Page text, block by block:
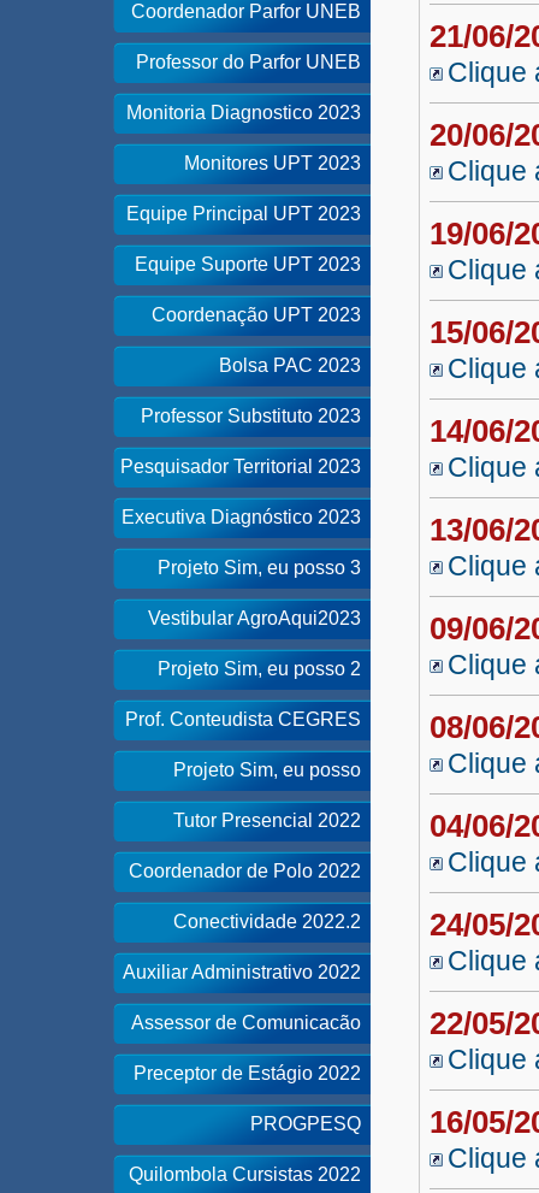
Coordenador Parfor UNEB
Professor do Parfor UNEB
Monitoria Diagnostico 2023
Monitores UPT 2023
Equipe Principal UPT 2023
Equipe Suporte UPT 2023
Coordenação UPT 2023
Bolsa PAC 2023
Professor Substituto 2023
Pesquisador Territorial 2023
Executiva Diagnóstico 2023
Projeto Sim, eu posso 3
Vestibular AgroAqui2023
Projeto Sim, eu posso 2
Prof. Conteudista CEGRES
Projeto Sim, eu posso
Tutor Presencial 2022
Coordenador de Polo 2022
Conectividade 2022.2
Auxiliar Administrativo 2022
Assessor de Comunicacão
Preceptor de Estágio 2022
PROGPESQ
Quilombola Cursistas 2022
21/06/
Clique
20/06/
Clique
19/06/
Clique
15/06/
Clique
14/06/
Clique
13/06/
Clique
09/06/
Clique
08/06/
Clique
04/06/
Clique
24/05/
Clique
22/05/
Clique
16/05/
Clique